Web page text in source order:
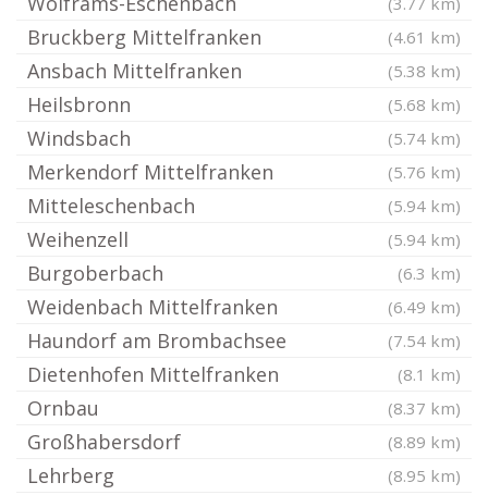
Bruckberg Mittelfranken (4.61 km)
Ansbach Mittelfranken (5.38 km)
Heilsbronn (5.68 km)
Windsbach (5.74 km)
Merkendorf Mittelfranken (5.76 km)
Mitteleschenbach (5.94 km)
Weihenzell (5.94 km)
Burgoberbach (6.3 km)
Weidenbach Mittelfranken (6.49 km)
Haundorf am Brombachsee (7.54 km)
Dietenhofen Mittelfranken (8.1 km)
Ornbau (8.37 km)
Großhabersdorf (8.89 km)
Lehrberg (8.95 km)